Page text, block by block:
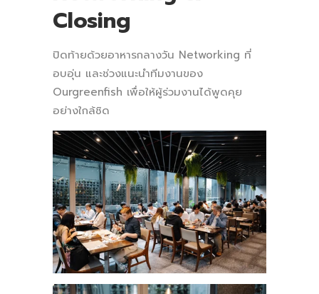
Closing
ปิดท้ายด้วยอาหารกลางวัน Networking ที่
อบอุ่น และช่วงแนะนำทีมงานของ
Ourgreenfish เพื่อให้ผู้ร่วมงานได้พูดคุย
อย่างใกล้ชิด